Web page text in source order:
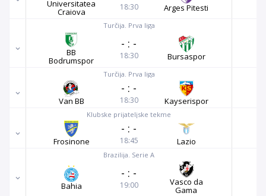
Universitatea
Craiova 18:30 Arges Pitesti
Turčija. Prva liga
BB
Bodrumspor
- : -
18:30 Bursaspor
Turčija. Prva liga
Van BB
- : -
18:30 Kayserispor
Klubske prijateljske tekme
Frosinone
- : -
18:45 Lazio
Brazilija. Serie A
Bahia
- : -
19:00 Vasco da
Gama